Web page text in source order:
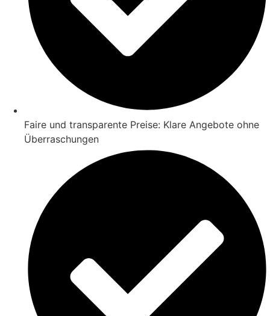
Faire und transparente Preise: Klare Angebote ohne
Überraschungen